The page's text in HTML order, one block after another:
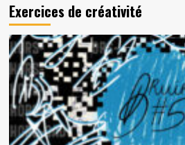
Exercices de créativité